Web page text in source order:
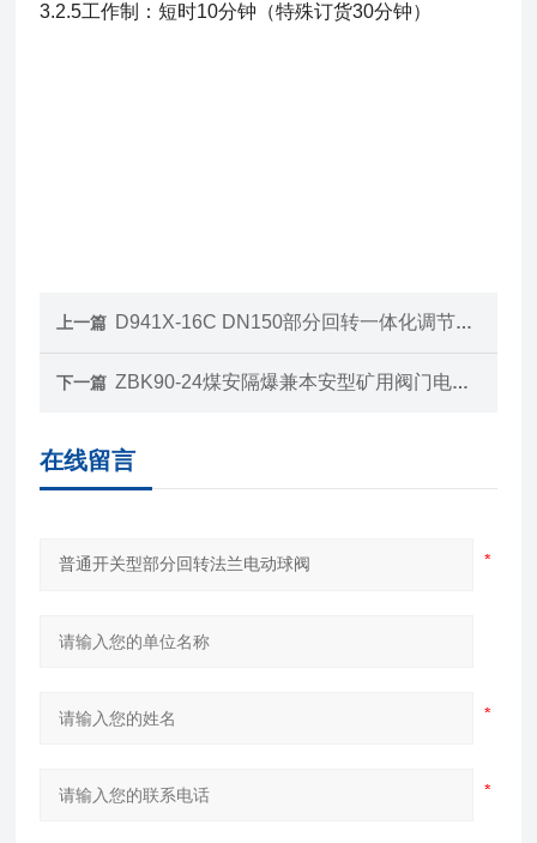
3.2.5工作制：短时10分钟（特殊订货30分钟）
上一篇 D941X-16C DN150部分回转一体化调节型电动法兰蝶阀
下一篇 ZBK90-24煤安隔爆兼本安型矿用阀门电动装置
在线留言